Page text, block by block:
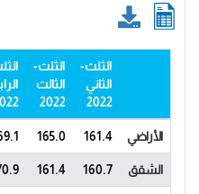
الثلث-
الثاني
2022
الثلث-
الثالث
2022
الثلث-
الأراضي 161.4
165.0
الشقق 160.7
161.4